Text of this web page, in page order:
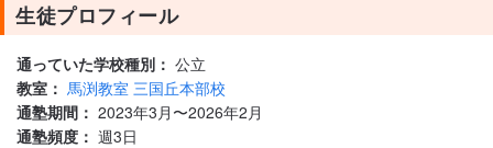
生徒プロフィール
通っていた学校種別： 公立
教室： 馬渕教室 三国丘本部校
通塾期間： 2023年3月〜2026年2月
通塾頻度： 週3日